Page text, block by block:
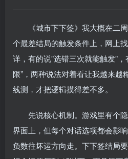
《城市下下签》我大概在二
个最差结局的触发条件上，网上
详，有的说”选错三次就能触发”
限”，两种说法对着看让我越来越
线测，才把逻辑摸得差不多。
先说核心机制。游戏里有个
界面上，但每个对话选项都会影
负数往坏运方向走。下下签结局